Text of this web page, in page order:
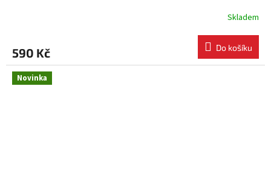
Skladem
590 Kč Do košíku
Novinka